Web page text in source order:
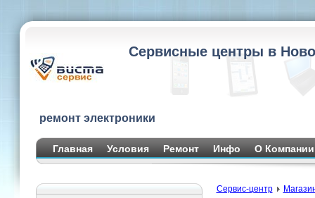
Сервисные центры в
ремонт электроники
Главная Условия Ремонт Инфо О Компании
Сервис-центр